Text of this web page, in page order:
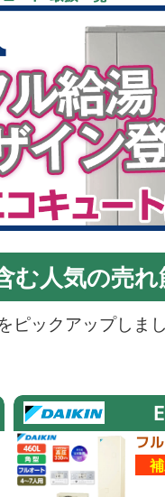
む人気の売
ピックアップしま
フ
補